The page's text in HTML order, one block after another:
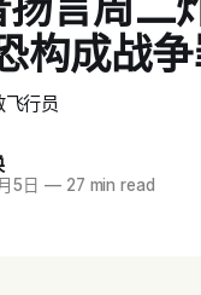
构成战
行员
5日 —27 min read